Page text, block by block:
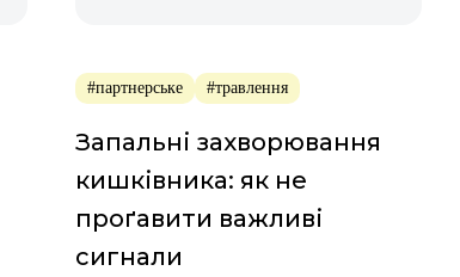
#партнерське #травлення
Запальні захворювання
кишківника: як не
проґавити важливі
сигнали